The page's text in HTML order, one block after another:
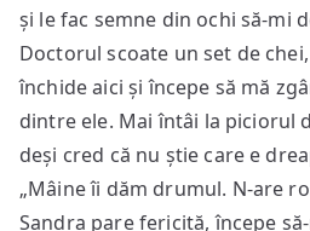
și le fac semne din ochi să-mi
Doctorul scoate un set de
închide aici și începe să mă
dintre ele. Mai întâi la piciorul
deși cred că nu știe care e
„Mâine îi dăm drumul. N-are
Sandra pare fericită, începe